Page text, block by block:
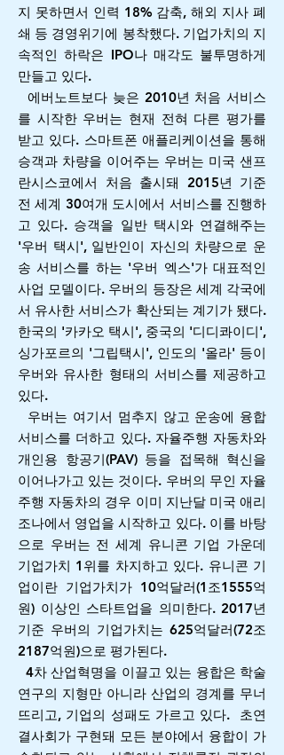
지 못하면서 인력 18% 감축, 해외 지사 폐
쇄 등 경영위기에 봉착했다. 기업가치의 지
속적인 하락은 IPO나 매각도 불투명하게
만들고 있다.
에버노트보다 늦은 2010년 처음 서비스
를 시작한 우버는 현재 전혀 다른 평가를
받고 있다. 스마트폰 애플리케이션을 통해
승객과 차량을 이어주는 우버는 미국 샌프
란시스코에서 처음 출시돼 2015년 기준
전 세계 30여개 도시에서 서비스를 진행하
고 있다. 승객을 일반 택시와 연결해주는
'우버 택시', 일반인이 자신의 차량으로 운
송 서비스를 하는 '우버 엑스'가 대표적인
사업 모델이다. 우버의 등장은 세계 각국에
서 유사한 서비스가 확산되는 계기가 됐다.
한국의 '카카오 택시', 중국의 '디디콰이디',
싱가포르의 '그립택시', 인도의 '올라' 등이
우버와 유사한 형태의 서비스를 제공하고
있다.
우버는 여기서 멈추지 않고 운송에 융합
서비스를 더하고 있다. 자율주행 자동차와
개인용 항공기(PAV) 등을 접목해 혁신을
이어나가고 있는 것이다. 우버의 무인 자율
주행 자동차의 경우 이미 지난달 미국 애리
조나에서 영업을 시작하고 있다. 이를 바탕
으로 우버는 전 세계 유니콘 기업 가운데
기업가치 1위를 차지하고 있다. 유니콘 기
업이란 기업가치가 10억달러(1조1555억
원) 이상인 스타트업을 의미한다. 2017년
기준 우버의 기업가치는 625억달러(72조
2187억원)으로 평가된다.
4차 산업혁명을 이끌고 있는 융합은 학술
연구의 지형만 아니라 산업의 경계를 무너
뜨리고, 기업의 성패도 가르고 있다. 초연
결사회가 구현돼 모든 분야에서 융합이 가